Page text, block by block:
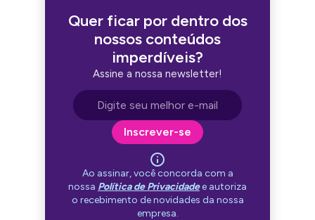
Quer ficar por dentro dos
nossos conteúdos
imperdíveis?
Assine a nossa newsletter!
Endereço de e-mail
Inscrever-se
Ao assinar, você concorda com a
nossa Política de Privacidadee autoriza
o recebimento de novidades da nossa
empresa.